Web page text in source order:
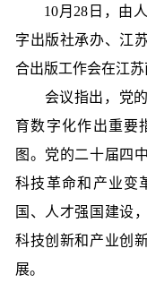
10月28日，由人
字出版社承办、江
合出版工作会在江苏
会议指出，党的
育数字化作出重要
图。党的二十届四
科技革命和产业变
国、人才强国建设
科技创新和产业创
展。